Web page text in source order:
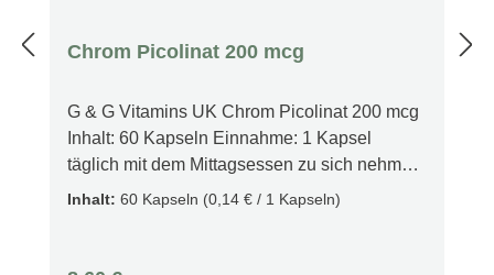
Chrom Picolinat 200 mcg
G & G Vitamins UK Chrom Picolinat 200 mcg
Inhalt: 60 Kapseln Einnahme: 1 Kapsel
täglich mit dem Mittagsessen zu sich nehmen
UNSER CHROM (PICOLINAT)-
200 µg Chrompicolinat in einer pflanzlichen
Inhalt: 60 Kapseln (0,14 € / 1 Kapseln)